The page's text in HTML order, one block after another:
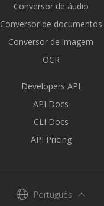
Conversor de áudio
Conversor de documentos
Conversor de imagem
OCR
Developers API
API Docs
CLI Docs
API Pricing
Português